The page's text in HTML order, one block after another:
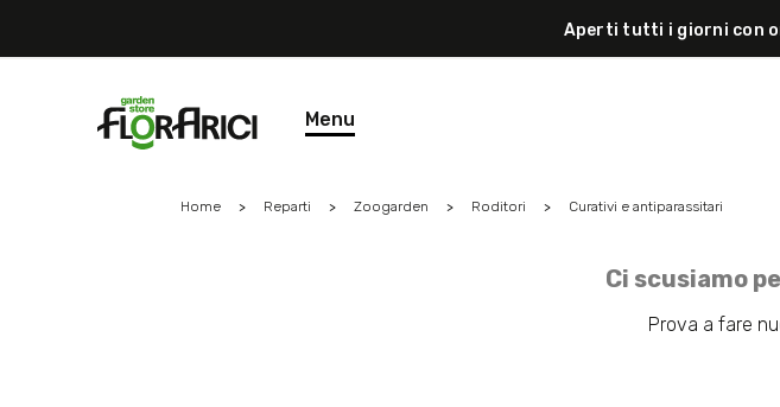
Aperti tutti i giorni con
Menu
Home Reparti Zoogarden Roditori Curativi e antiparassitari
Ci scusiamo
Prova a fare